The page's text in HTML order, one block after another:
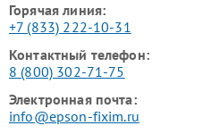
Горячая линия:
+7 (833) 222-10-31
Контактный телефон:
8 (800) 302-71-75
Электронная почта:
info@epson-fixim.ru